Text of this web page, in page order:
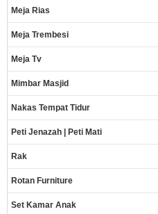
Meja Rias
Meja Trembesi
Meja Tv
Mimbar Masjid
Nakas Tempat Tidur
Peti Jenazah | Peti Mati
Rak
Rotan Furniture
Set Kamar Anak